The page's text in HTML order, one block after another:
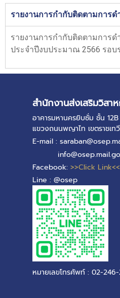
รายงานการกำกับติดตามการ
รายงานการกำกับติดตามการ
ประจำปีงบประมาณ 2566 รอบ
สำนักงานส่งเสริมวิสา
อาคารมหานครยิบซั่ม ชั้น
แขวงถนนพญาไท เขตราชเ
E-mail :
Facebook: >>Click Link<<
Line : @osep
หมายเลขโทรศัพท์ : 02-